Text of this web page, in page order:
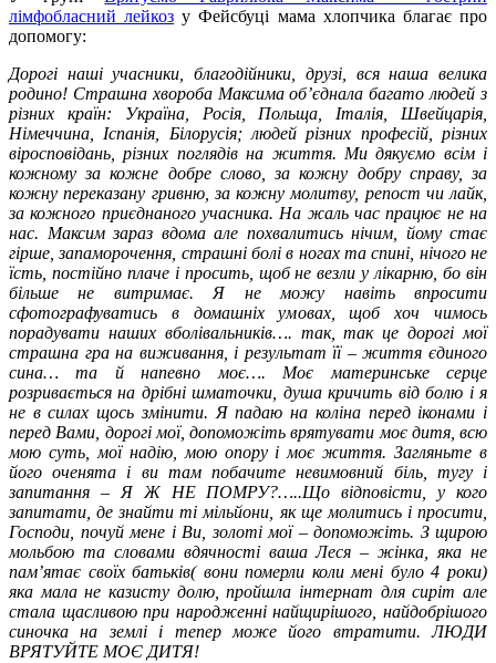
лімфобласний лейкоз у Фейсбуці мама хлопчика благає про
допомогу:
Дорогі наші учасники, благодійники, друзі, вся наша велика
родино! Страшна хвороба Максима об’єднала багато людей з
різних країн: Україна, Росія, Польща, Італія, Швейцарія,
Німеччина, Іспанія, Білорусія; людей різних професій, різних
віросповідань, різних поглядів на життя. Ми дякуємо всім і
кожному за кожне добре слово, за кожну добру справу, за
кожну переказану гривню, за кожну молитву, репост чи лайк,
за кожного приєднаного учасника. На жаль час працює не на
нас. Максим зараз вдома але похвалитись нічим, йому стає
гірше, запаморочення, страшні болі в ногах та спині, нічого не
їсть, постійно плаче і просить, щоб не везли у лікарню, бо він
більше не витримає. Я не можу навіть впросити
сфотографуватись в домашніх умовах, щоб хоч чимось
порадувати наших вболівальників…. так, так це дорогі мої
страшна гра на виживання, і результат її – життя єдиного
сина… та й напевно моє…. Моє материнське серце
розривається на дрібні шматочки, душа кричить від болю і я
не в силах щось змінити. Я падаю на коліна перед іконами і
перед Вами, дорогі мої, допоможіть врятувати моє дитя, всю
мою суть, мої надію, мою опору і моє життя. Загляньте в
його оченята і ви там побачите невимовний біль, тугу і
запитання – Я Ж НЕ ПОМРУ?…..Що відповісти, у кого
запитати, де знайти ті мільйони, як ще молитись і просити,
Господи, почуй мене і Ви, золоті мої – допоможіть. З щирою
мольбою та словами вдячності ваша Леся – жінка, яка не
пам’ятає своїх батьків( вони померли коли мені було 4 роки)
яка мала не казисту долю, пройшла інтернат для сиріт але
стала щасливою при народженні найщирішого, найдобрішого
синочка на землі і тепер може його втратити. ЛЮДИ
ВРЯТУЙТЕ МОЄ ДИТЯ!